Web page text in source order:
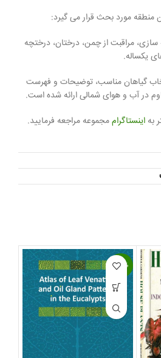
منطقه مورد بحث قرار می گیرد:
مراقبت از چمن، درختان، درختچه
یکساله.
گیاهان مناسب، توضیحات و فهرست
در آب و هوای شمالی ارائه شده است.
به اینستاگراممجموعه مراجعه فرمایید.
-69%